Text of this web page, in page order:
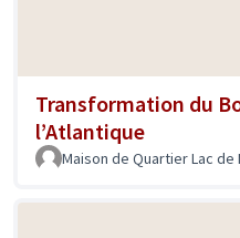
Transformation du
l’Atlantique
Maison de Quartier Lac de